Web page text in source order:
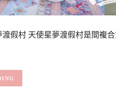
假村 天使星夢渡假村是間複